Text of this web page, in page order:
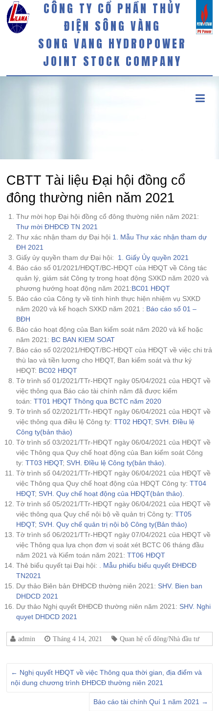
CÔNG TY CỔ PHẦN THỦY
ĐIỆN SÔNG VÀNG
SONG VANG HYDROPOWER
JOINT STOCK COMPANY
CBTT Tài liệu Đại hội đồng cổ
đông thường niên năm 2021
Thư mời họp Đại hội đồng cổ đông thường niên năm 2021:
Thư mời ĐHĐCĐ TN 2021
Thư xác nhận tham dự Đại hội 1. Mẫu Thư xác nhận tham dự
ĐH 2021
Giấy ủy quyền tham dự Đại hội: 1. Giấy Ủy quyền 2021
Báo cáo số 01/2021/HĐQT/BC-HĐQT của HĐQT về Công tác
quản lý, giám sát Công ty trong hoạt động SXKD năm 2020 và
phương hướng hoạt động năm 2021:BC01 HĐQT
Báo cáo của Công ty về tình hình thực hiện nhiệm vụ SXKD
năm 2020 và kế hoạch SXKD năm 2021 : Báo cáo số 01 –
BĐH
Báo cáo hoạt động của Ban kiểm soát năm 2020 và kế hoặc
năm 2021: BC BAN KIEM SOAT
Báo cáo số 02/2021/HĐQT/BC-HĐQT của HĐQT về việc chi trả
thù lao và tiền lương cho HĐQT, Ban kiểm soát và thư ký
HĐQT: BC02 HĐQT
Tờ trình số 01/2021/TTr-HĐQT ngày 05/04/2021 của HĐQT về
việc thông qua Báo cáo tài chính năm đã được kiểm
toán:TT01 HĐQT Thông qua BCTC năm 2020
Tờ trình số 02/2021/TTr-HĐQT ngày 06/04/2021 của HĐQT về
việc thông qua điều lệ Công ty:TT02 HĐQT; SVH. ĐIều lệ
Công ty(bản thảo)
Tờ trình số 03/2021/TTr-HĐQT ngày 06/04/2021 của HĐQT về
việc Thông qua Quy chế hoạt động của Ban kiểm soát Công
ty:TT03 HĐQT; SVH. ĐIều lệ Công ty(bản thảo)
Tờ trình số 04/2021/TTr-HĐQT ngày 06/04/2021 của HĐQT về
việc Thông qua Quy chế hoạt động của HĐQT Công ty:TT04
HĐQT; SVH. Quy chế hoạt động của HĐQT(bản thảo)
Tờ trình số 05/2021/TTr-HĐQT ngày 06/04/2021 của HĐQT về
việc thông qua Quy chế nội bộ về quản trị Công ty:TT05
HĐQT; SVH. Quy chế quản trị nội bộ Công ty(Bản thảo)
Tờ trình số 06/2021/TTr-HĐQT ngày 07/04/2021 của HĐQT về
việc Thông qua lựa chọn đơn vị soát xét BCTC 06 tháng đầu
năm 2021 và Kiểm toán năm 2021:TT06 HĐQT
Thẻ biểu quyết tại Đại hội:
. Mẫu phiếu biểu quyết ĐHĐCĐ
TN2021
Dự thảo Biên bản ĐHĐCĐ thường niên 2021: SHV. Bien ban
DHDCD 2021
Dự thảo Nghị quyết ĐHĐCĐ thường niên năm 2021: SHV. Nghi
quyet DHDCD 2021
admin Tháng 4 14, 2021 Quan hệ cổ đông/Nhà đầu tư
← Nghị quyết HĐQT về việc Thông qua thời gian, địa điểm và
nội dung chương trình ĐHĐCĐ thường niên 2021
Báo cáo tài chính Quí 1 năm 2021 →